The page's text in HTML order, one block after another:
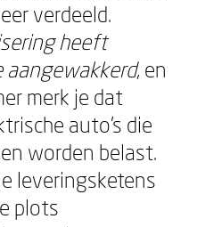
verdeeld.
heeft
, en
merk je dat
auto's die
worden belast.
leveringsketens
plots